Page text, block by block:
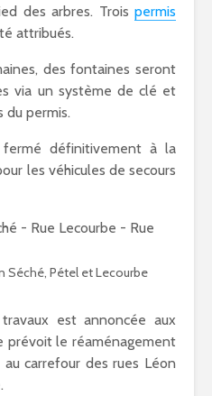
des arbres. Trois permis
attribués.
des fontaines seront
via un système de clé et
du permis.
définitivement à la
les véhicules de secours
Séché, Pétel et Lecourbe
est annoncée aux
prévoit le réaménagement
carrefour des rues Léon